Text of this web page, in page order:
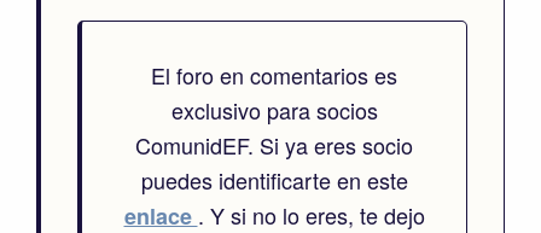
El foro en comentarios es
exclusivo para socios
ComunidEF. Si ya eres socio
puedes identificarte en este
enlace . Y si no lo eres, te dejo